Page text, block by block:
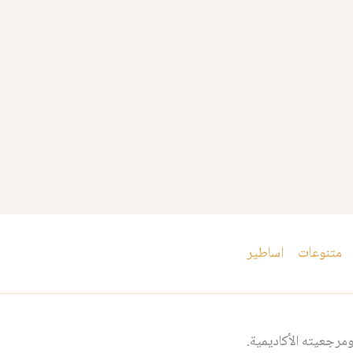
متنوعات اساطير
الأكاديمية.